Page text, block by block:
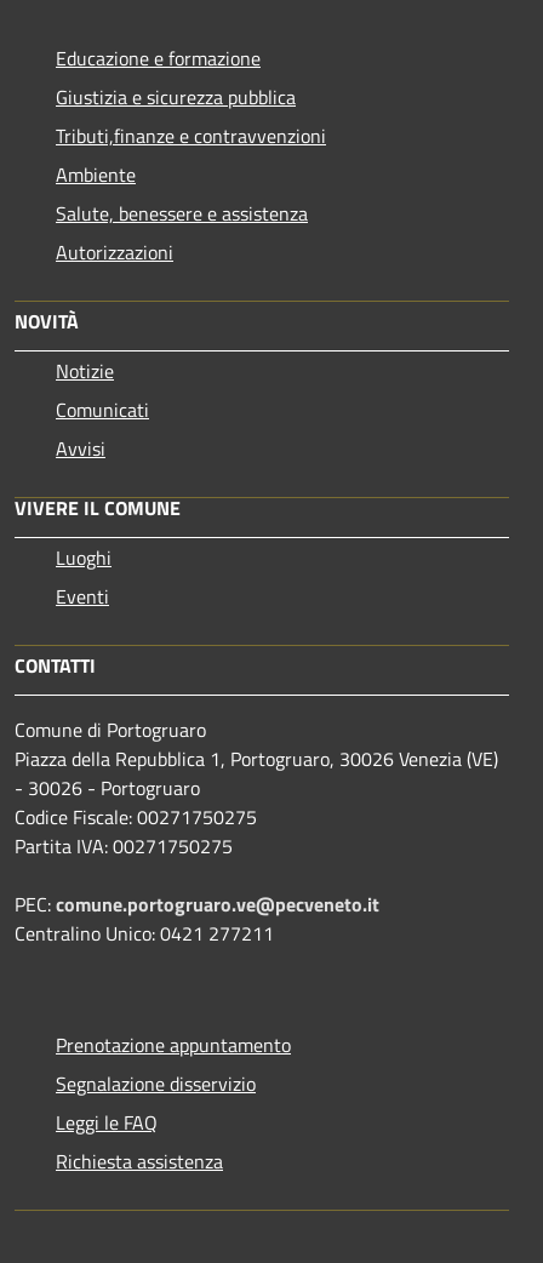
Educazione e formazione
Giustizia e sicurezza pubblica
Tributi,finanze e contravvenzioni
Ambiente
Salute, benessere e assistenza
Autorizzazioni
NOVITÀ
Notizie
Comunicati
Avvisi
VIVERE IL COMUNE
Luoghi
Eventi
CONTATTI
Comune di Portogruaro
Piazza della Repubblica 1, Portogruaro, 30026 Venezia (VE)
- 30026 - Portogruaro
Codice Fiscale: 00271750275
Partita IVA: 00271750275
PEC:comune.portogruaro.ve@pecveneto.it
Centralino Unico: 0421 277211
Prenotazione appuntamento
Segnalazione disservizio
Leggi le FAQ
Richiesta assistenza